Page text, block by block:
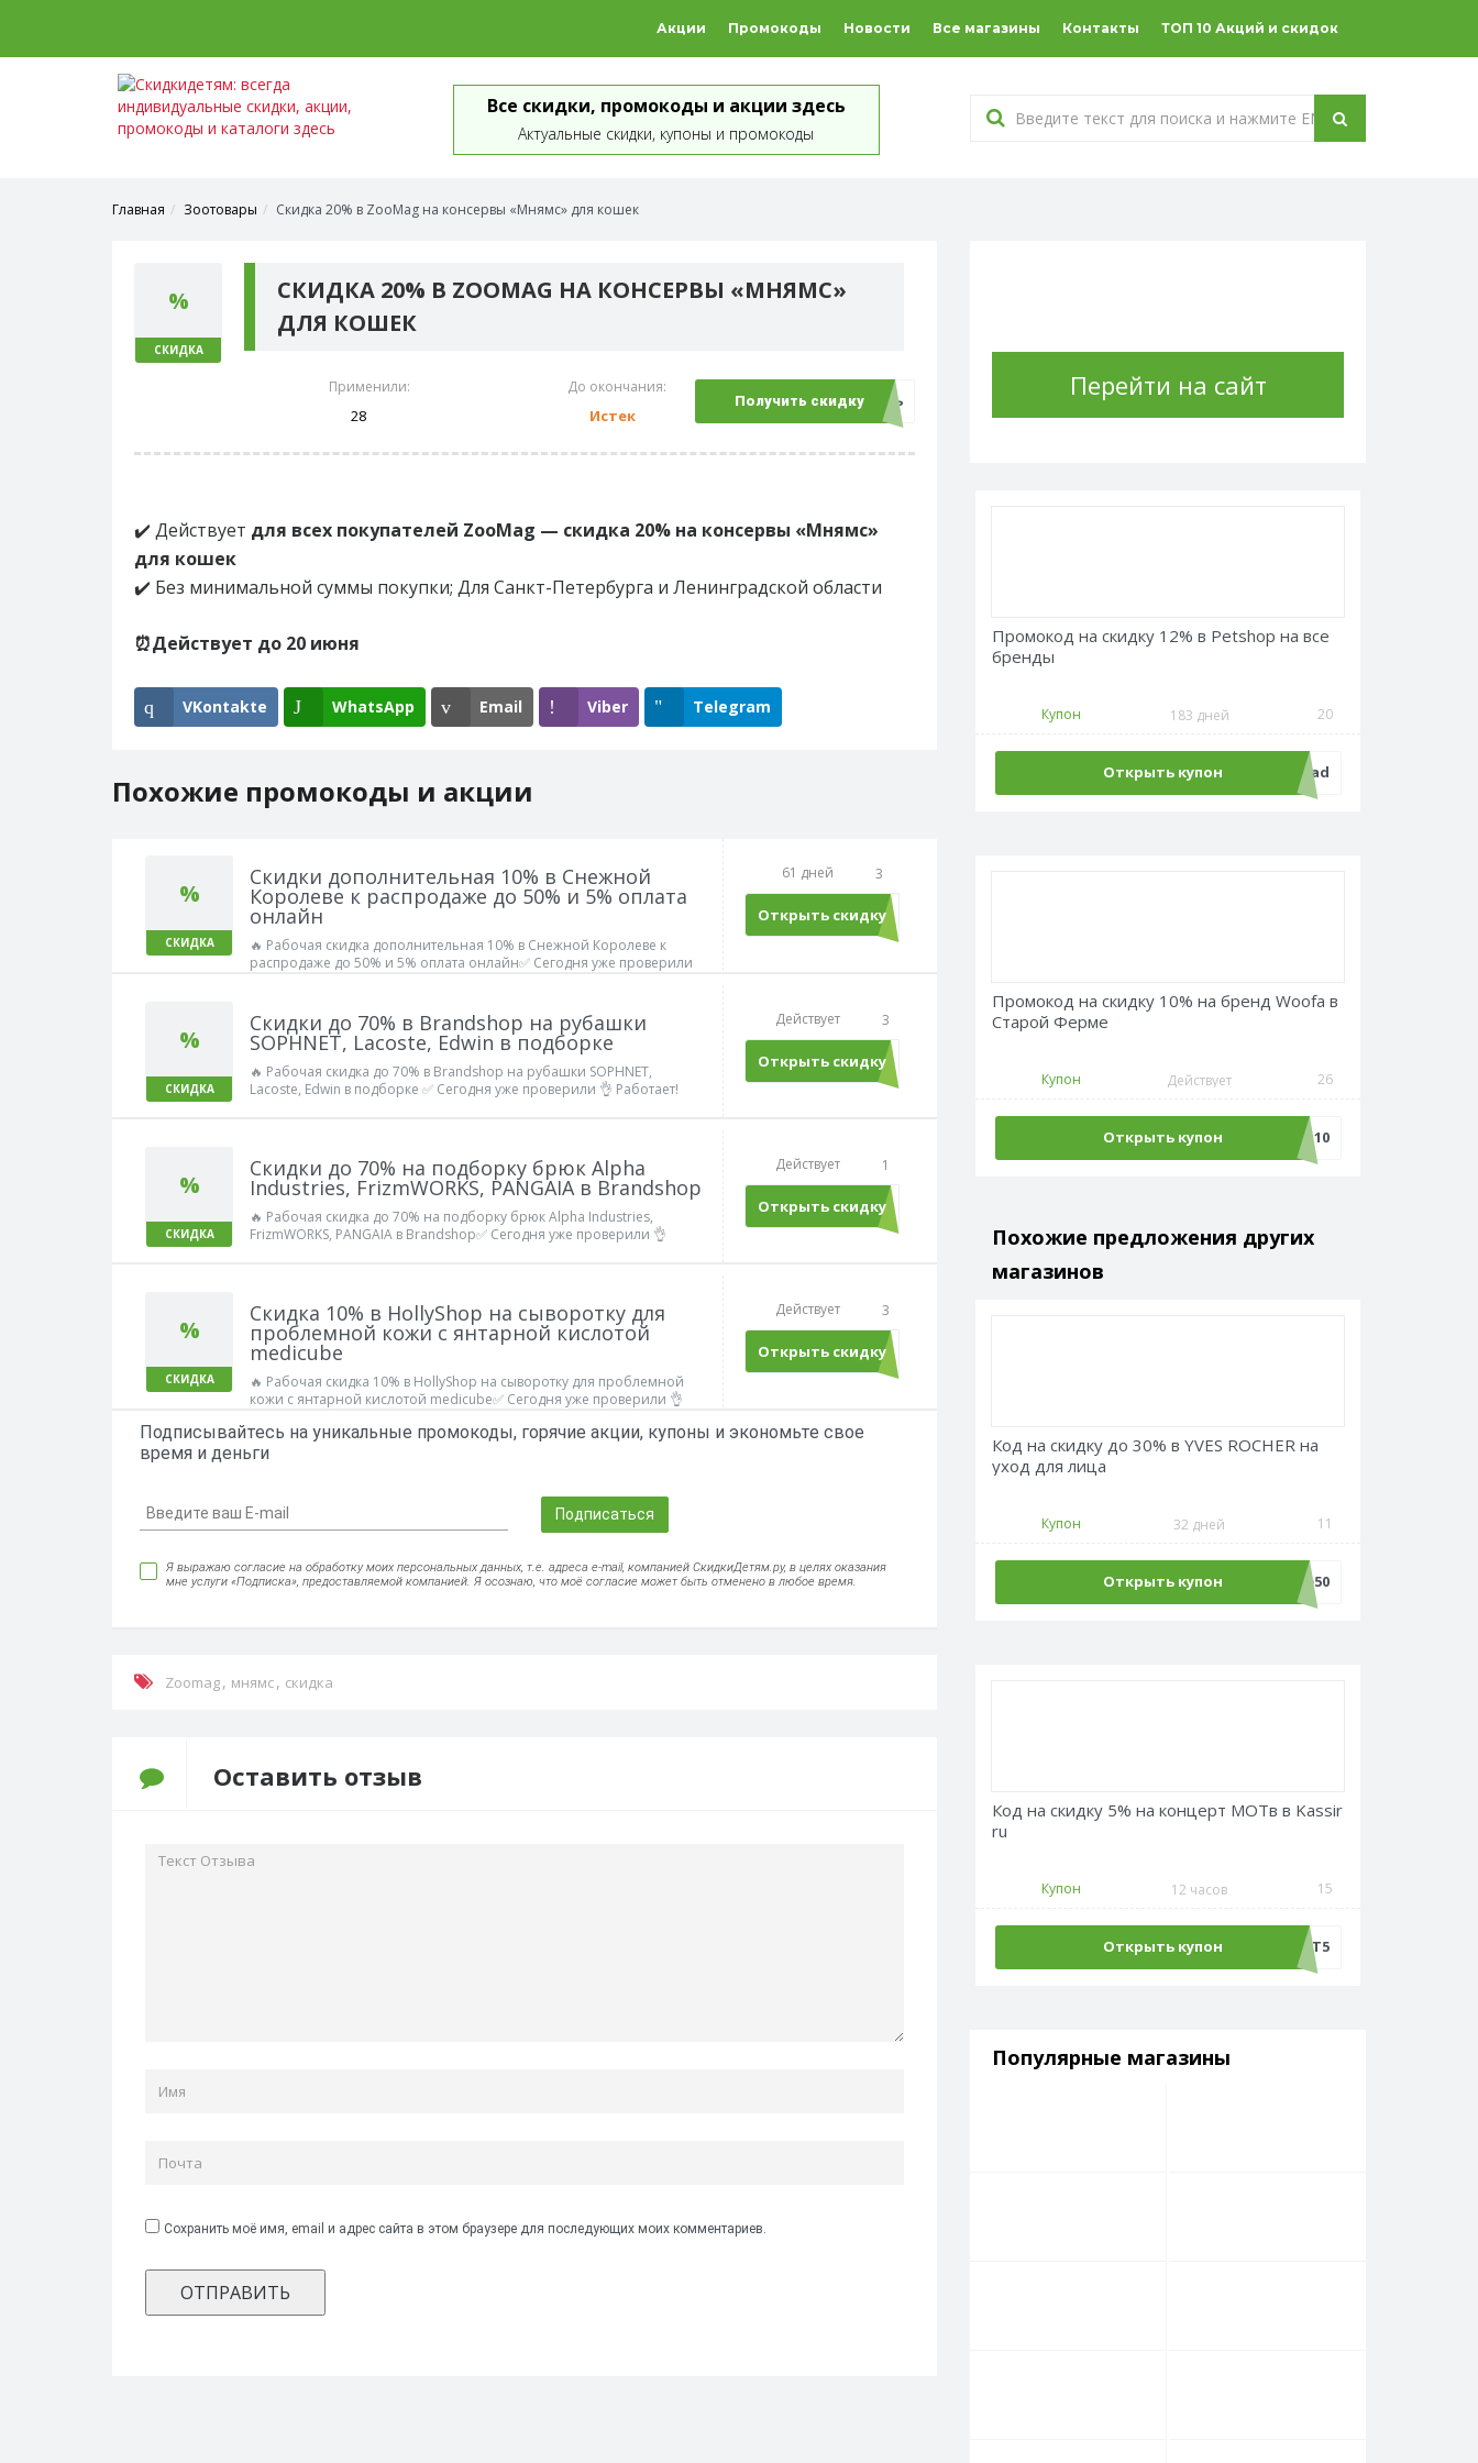
Акции Промокоды Новости Все магазины Контакты ТОП 10 Акций и скидок
Все скидки, промокоды и акции здесь
Актуальные скидки, купоны и промокоды
Главная Зоотовары Скидка 20% в ZooMag на консервы «Мнямс» для кошек
%
СКИДКА
СКИДКА 20% В ZOOMAG НА КОНСЕРВЫ «МНЯМС»
ДЛЯ КОШЕК
Применили:
28
До окончания:
Истек
Получить скидкуОткрыть
✔️ Действует для всех покупателей ZooMag — скидка 20% на консервы «Мнямс»
для кошек
✔️ Без минимальной суммы покупки; Для Санкт-Петербурга и Ленинградской области
⏰Действует до 20 июня
VKontakte WhatsApp Email Viber Telegram
Похожие промокоды и акции
%
СКИДКА
Скидки дополнительная 10% в Снежной
Королеве к распродаже до 50% и 5% оплата
онлайн
🔥 Рабочая скидка дополнительная 10% в Снежной Королеве к
распродаже до 50% и 5% оплата онлайн✅ Сегодня уже проверили
61 дней 3
Открыть скидку
%
СКИДКА
Скидки до 70% в Brandshop на рубашки
SOPHNET, Lacoste, Edwin в подборке
🔥 Рабочая скидка до 70% в Brandshop на рубашки SOPHNET,
Lacoste, Edwin в подборке ✅ Сегодня уже проверили 👌 Работает!
Действует 3
Открыть скидку
%
СКИДКА
Скидки до 70% на подборку брюк Alpha
Industries, FrizmWORKS, PANGAIA в Brandshop
🔥 Рабочая скидка до 70% на подборку брюк Alpha Industries,
FrizmWORKS, PANGAIA в Brandshop✅ Сегодня уже проверили 👌
Действует 1
Открыть скидку
%
СКИДКА
Скидка 10% в HollyShop на сыворотку для
проблемной кожи с янтарной кислотой
medicube
🔥 Рабочая скидка 10% в HollyShop на сыворотку для проблемной
кожи с янтарной кислотой medicube✅ Сегодня уже проверили 👌
Действует 3
Открыть скидку
Подписывайтесь на уникальные промокоды, горячие акции, купоны и экономьте свое
время и деньги
Подписаться
Я выражаю согласие на обработку моих персональных данных, т.е. адреса e-mail, компанией СкидкиДетям.ру, в целях оказания
мне услуги «Подписка», предоставляемой компанией. Я осознаю, что моё согласие может быть отменено в любое время.
Zoomag, мнямс, скидка
Оставить отзыв
Сохранить моё имя, email и адрес сайта в этом браузере для последующих моих комментариев.
Перейти на сайт
Промокод на скидку 12% в Petshop на все
бренды
Купон 183 дней 20
Открыть купон 12admitad
Промокод на скидку 10% на бренд Woofa в
Старой Ферме
Купон Действует 26
Открыть купон Woofa10
Похожие предложения других
магазинов
Код на скидку до 30% в YVES ROCHER на
уход для лица
Купон 32 дней 11
Открыть купон Sale50
Код на скидку 5% на концерт МОТв в Kassir
ru
Купон 12 часов 15
Открыть купон МОТ5
Популярные магазины